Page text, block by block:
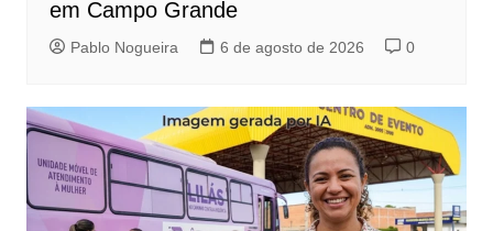
em Campo Grande
Pablo Nogueira 6 de agosto de 2026 0